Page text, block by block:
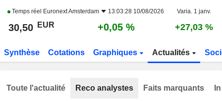
Temps réel Euronext Amsterdam 13:03:28 10/08/2026 Varia. 1 janv.
30,50 EUR +0,05 % +27,03 %
Synthèse Cotations Graphiques Actualités
Toute l'actualité Reco analystes Faits marquants